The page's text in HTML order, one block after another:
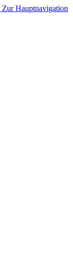
Zur Hauptnavigation